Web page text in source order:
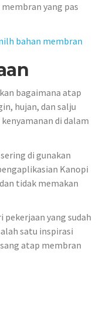
yang pas
bahan membran
bagaimana atap
hujan, dan salju
di dalam
di gunakan
Kanopi
tidak memakan
yang sudah
satu inspirasi
atap membran